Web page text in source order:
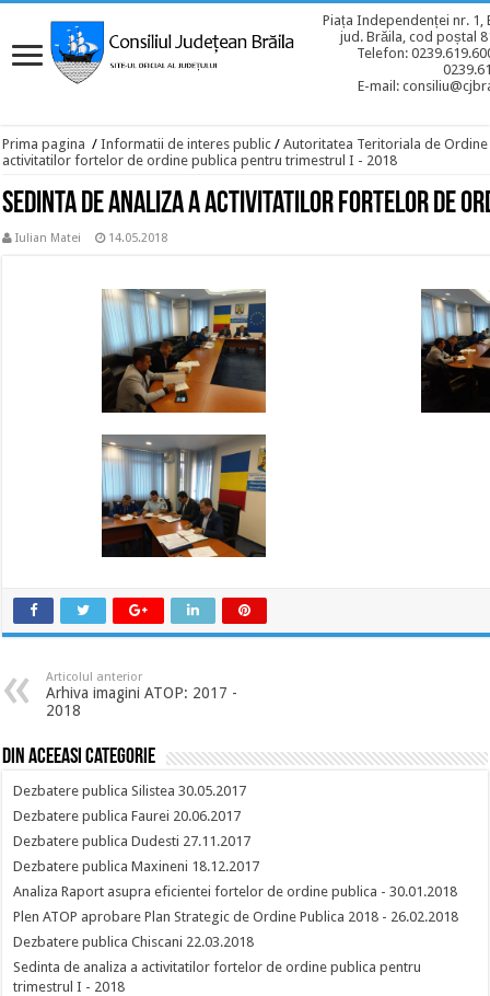
Piața Independenței nr. 1,
jud. Brăila, cod poștal
Telefon:
E-mail:
Prima pagina / Informatii de interes public / Autoritatea Teritoriala de Ordine
activitatilor fortelor de ordine publica pentru trimestrul I - 2018
Sedinta de analiza a activitatilor fortelor de
Iulian Matei 14.05.2018
Articolul anterior
Arhiva imagini ATOP: 2017 -
2018
Din aceeasi categorie
Dezbatere publica Silistea 30.05.2017
Dezbatere publica Faurei 20.06.2017
Dezbatere publica Dudesti 27.11.2017
Dezbatere publica Maxineni 18.12.2017
Analiza Raport asupra eficientei fortelor de ordine publica - 30.01.2018
Plen ATOP aprobare Plan Strategic de Ordine Publica 2018 - 26.02.2018
Dezbatere publica Chiscani 22.03.2018
Sedinta de analiza a activitatilor fortelor de ordine publica pentru
trimestrul I - 2018